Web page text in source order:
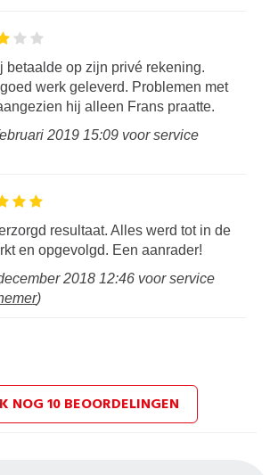
betaalde op zijn privé rekening.
werk geleverd. Problemen met
hij alleen Frans praatte.
2019 15:09 voor service
resultaat. Alles werd tot in de
en opgevolgd. Een aanrader!
2018 12:46 voor service
)
NOG 10 BEOORDELINGEN